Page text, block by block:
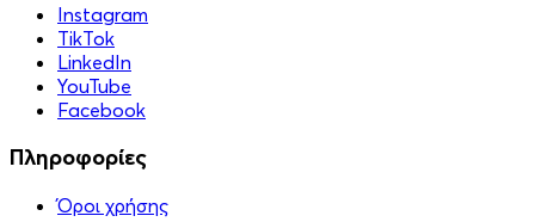
Instagram
TikTok
LinkedIn
YouTube
Facebook
Πληροφορίες
Όροι χρήσης